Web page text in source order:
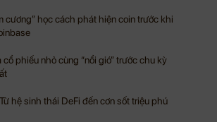
cương” học cách phát hiện coin trước khi
cổ phiếu nhỏ cùng “nổi gió” trước chu kỳ
hệ sinh thái DeFi đến cơn sốt triệu phú